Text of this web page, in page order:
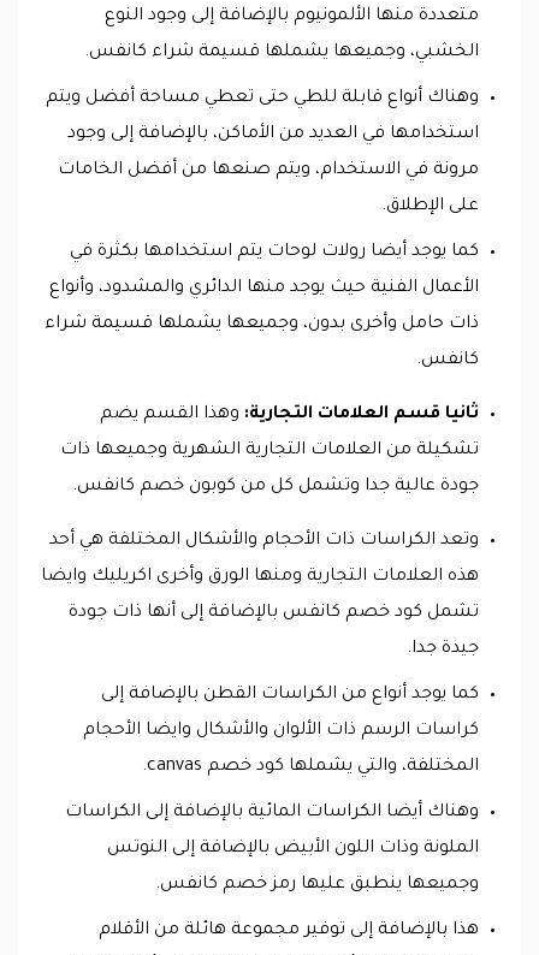
متعددة منها الألمونيوم بالإضافة إلى وجود النوع
الخشبي، وجميعها يشملها قسيمة شراء كانفس.
وهناك أنواع قابلة للطي حتى تعطي مساحة أفضل ويتم
استخدامها في العديد من الأماكن، بالإضافة إلى وجود
مرونة في الاستخدام، ويتم صنعها من أفضل الخامات
على الإطلاق.
كما يوجد أيضا رولات لوحات يتم استخدامها بكثرة في
الأعمال الفنية حيث يوجد منها الدائري والمشدود، وأنواع
ذات حامل وأخرى بدون، وجميعها يشملها قسيمة شراء
كانفس.
ثانيا قسم العلامات التجارية: وهذا القسم يضم
تشكيلة من العلامات التجارية الشهرية وجميعها ذات
جودة عالية جدا وتشمل كل من كوبون خصم كانفس.
وتعد الكراسات ذات الأحجام والأشكال المختلفة هي أحد
هذه العلامات التجارية ومنها الورق وأخرى اكريليك وايضا
تشمل كود خصم كانفس بالإضافة إلى أنها ذات جودة
جيدة جدا.
كما يوجد أنواع من الكراسات القطن بالإضافة إلى
كراسات الرسم ذات الألوان والأشكال وايضا الأحجام
المختلفة، والتي يشملها كود خصم canvas.
وهناك أيضا الكراسات المائية بالإضافة إلى الكراسات
الملونة وذات اللون الأبيض بالإضافة إلى النوتس
وجميعها ينطبق عليها رمز خصم كانفس.
هذا بالإضافة إلى توفير مجموعة هائلة من الأقلام